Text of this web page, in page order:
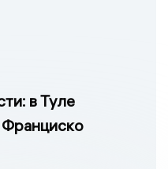
в Туле
Франциско